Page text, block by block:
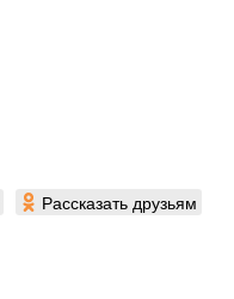
Рассказать друзьям